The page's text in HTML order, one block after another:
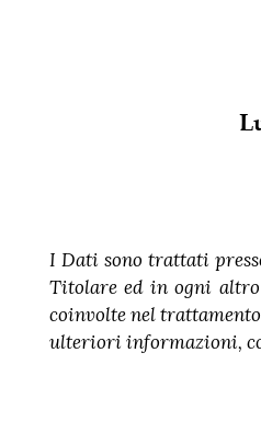
I Dati sono trattati
Titolare ed in ogni
coinvolte nel
ulteriori informazioni,